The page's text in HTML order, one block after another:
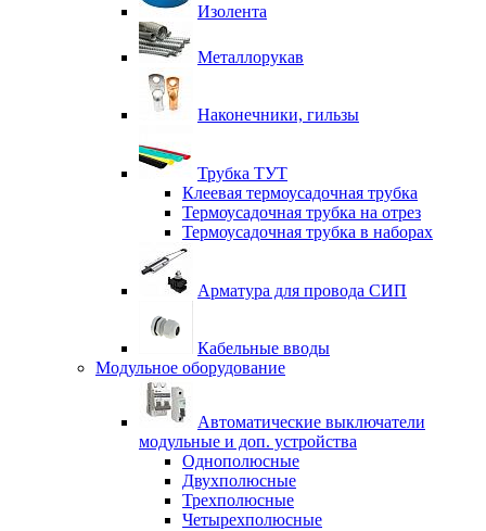
Изолента
Металлорукав
Наконечники, гильзы
Трубка ТУТ
Клеевая термоусадочная трубка
Термоусадочная трубка на отрез
Термоусадочная трубка в наборах
Арматура для провода СИП
Кабельные вводы
Модульное оборудование
Автоматические выключатели
модульные и доп. устройства
Однополюсные
Двухполюсные
Трехполюсные
Четырехполюсные